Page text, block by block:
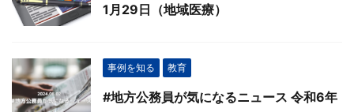
1月29日（地域医療）
事例を知る 教育
#地方公務員が気になるニュース 令和6年